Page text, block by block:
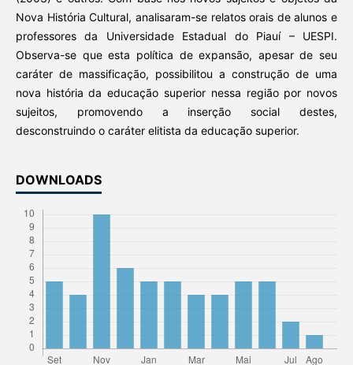
Nova História Cultural, analisaram-se relatos orais de alunos e
professores da Universidade Estadual do Piauí – UESPI.
Observa-se que esta política de expansão, apesar de seu
caráter de massificação, possibilitou a construção de uma
nova história da educação superior nessa região por novos
sujeitos, promovendo a inserção social destes,
desconstruindo o caráter elitista da educação superior.
DOWNLOADS